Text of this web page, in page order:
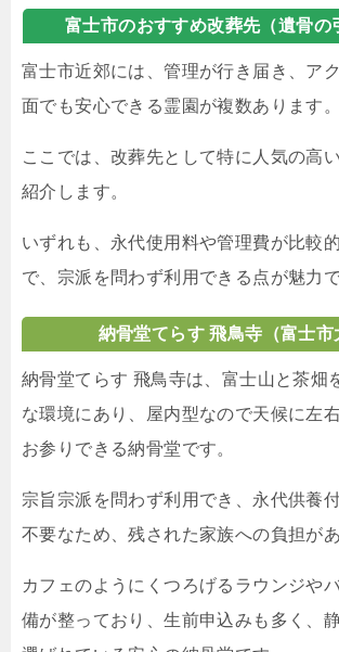
富士市のおすすめ改葬先（遺骨の
富士市近郊には、管理が行き届き、ア
面でも安心できる霊園が複数あります。
ここでは、改葬先として特に人気の高
紹介します。
いずれも、永代使用料や管理費が比較
で、宗派を問わず利用できる点が魅力で
納骨堂てらす 飛鳥寺（富士市
納骨堂てらす 飛鳥寺は、富士山と茶畑
な環境にあり、屋内型なので天候に左
お参りできる納骨堂です。
宗旨宗派を問わず利用でき、永代供養
不要なため、残された家族への負担があ
カフェのようにくつろげるラウンジや
備が整っており、生前申込みも多く、